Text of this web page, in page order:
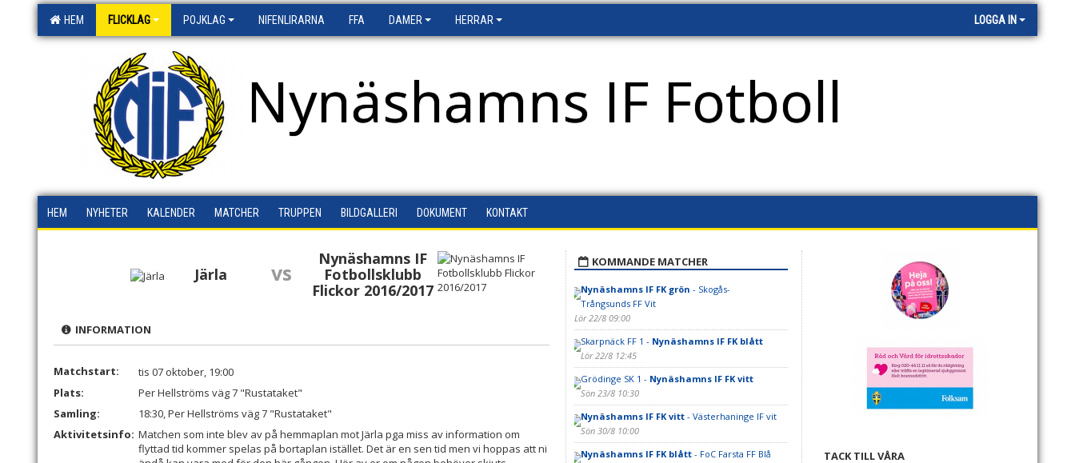
HEM FLICKLAG POJKLAG NIFENLIRARNA FFA DAMER HERRAR LOGGA IN
Nynäshamns IF Fotboll
HEM NYHETER KALENDER MATCHER TRUPPEN BILDGALLERI DOKUMENT KONTAKT
Järla vs
Nynäshamns IF
Fotbollsklubb
Flickor 2016/2017
INFORMATION
Matchstart:
tis 07 oktober, 19:00
Plats:
Per Hellströms väg 7 "Rustataket"
Samling:
18:30, Per Hellströms väg 7 "Rustataket"
Aktivitetsinfo: Matchen som inte blev av på hemmaplan mot Järla pga miss av information om
flyttad tid kommer spelas på bortaplan istället. Det är en sen tid men vi hoppas att ni
KOMMANDE MATCHER
Nynäshamns IF FK grön - Skogås-
Trångsunds FF Vit
Lör 22/8 09:00
Skarpnäck FF 1 - Nynäshamns IF FK blått
Lör 22/8 12:45
Grödinge SK 1 - Nynäshamns IF FK vitt
Sön 23/8 10:30
Nynäshamns IF FK vitt- Västerhaninge IF vit
Sön 30/8 10:00
Nynäshamns IF FK blått- FoC Farsta FF Blå
TACK TILL VÅRA